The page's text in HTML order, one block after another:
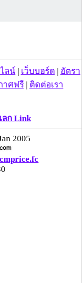
มีปัญหาแน่นอนคะ
วางใจให้เราดูแล
ก็ได้เงิน
าะไม่มีเวลาเข้ามา
ลน์| เว็บบอร์ด | อัตรา
าศฟรี| ติดต่อเรา
ลก Link
2005